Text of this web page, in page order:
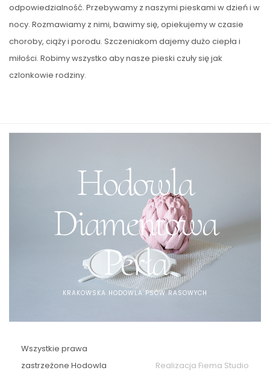
odpowiedzialność. Przebywamy z naszymi pieskami w dzień i w
nocy. Rozmawiamy z nimi, bawimy się, opiekujemy w czasie
choroby, ciąży i porodu. Szczeniakom dajemy dużo ciepła i
miłości. Robimy wszystko aby nasze pieski czuły się jak
czlonkowie rodziny.
Hodowla
Diamentowa
Perła
KRAKOWSKA HODOWLA PSÓW RASOWYCH
Wszystkie prawa
zastrzeżone Hodowla
Realizacja Fiema Studio